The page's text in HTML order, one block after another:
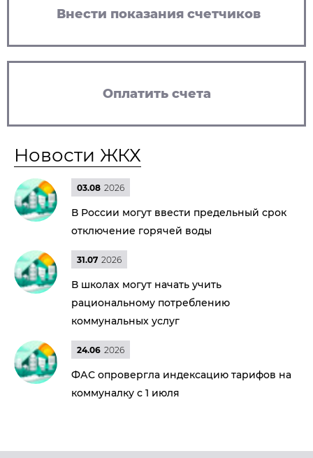
Внести показания счетчиков
Оплатить счета
Новости ЖКХ
03.08 2026
В России могут ввести предельный срок
отключение горячей воды
31.07 2026
В школах могут начать учить
рациональному потреблению
коммунальных услуг
24.06 2026
ФАС опровергла индексацию тарифов на
коммуналку с 1 июля